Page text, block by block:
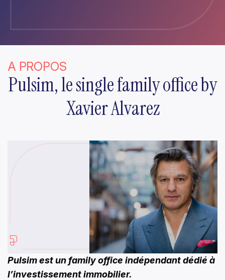
A PROPOS
Pulsim, le single family office by
Xavier Alvarez
Pulsim est un family office indépendant dédié à
l’investissement immobilier.